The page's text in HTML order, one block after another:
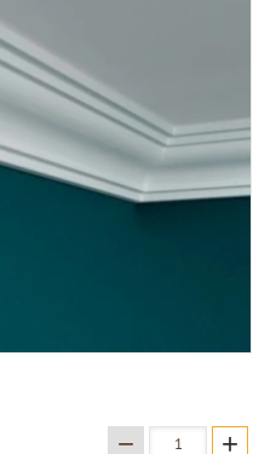
− +